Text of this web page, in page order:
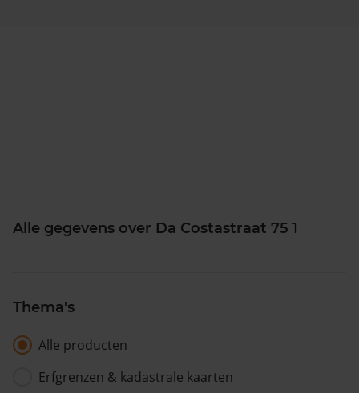
Alle gegevens over Da Costastraat 75 1
Thema's
Alle producten
Erfgrenzen & kadastrale kaarten